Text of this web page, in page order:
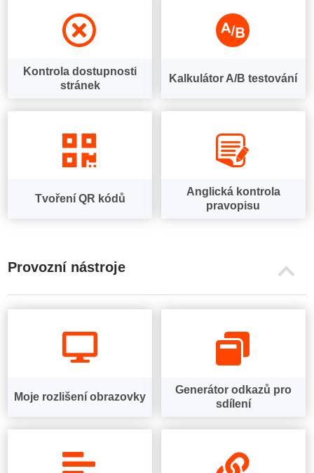
Kontrola dostupnosti
stránek
Kalkulátor A/B testování
Tvoření QR kódů
Anglická kontrola
pravopisu
Provozní nástroje
Moje rozlišení obrazovky
Generátor odkazů pro
sdílení